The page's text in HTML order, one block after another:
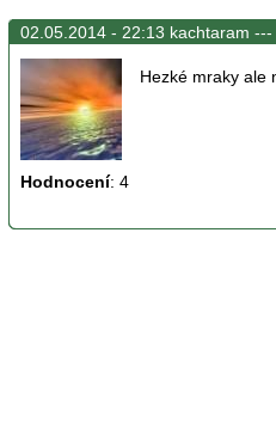
02.05.2014 - 22:13 kachtaram ---
Hodnocení: 4
Hezké mraky ale